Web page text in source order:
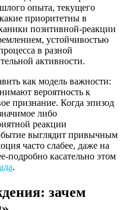
опыта, текущего
приоритетны в
позитивной-реакции
устойчивостью
в разной
активности.
как модель важности:
вероятность к
признание. Когда эпизод
либо
реакции
выглядит привычным
часто слабее, даже на
подробно касательно этом
.
зачем